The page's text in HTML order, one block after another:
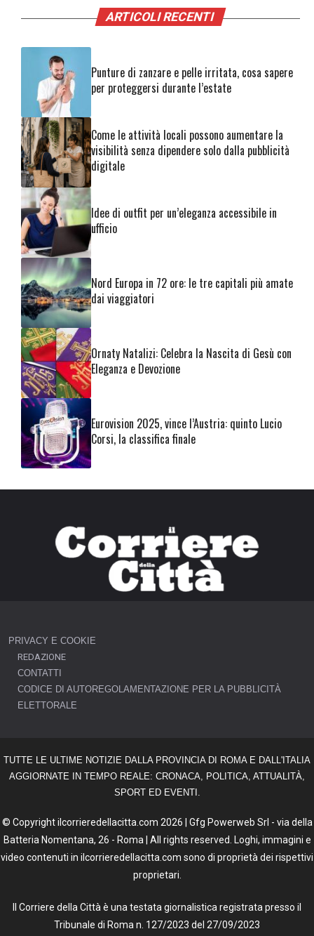
ARTICOLI RECENTI
Punture di zanzare e pelle irritata, cosa sapere
per proteggersi durante l’estate
Come le attività locali possono aumentare la
visibilità senza dipendere solo dalla pubblicità
digitale
Idee di outfit per un’eleganza accessibile in
ufficio
Nord Europa in 72 ore: le tre capitali più amate
dai viaggiatori
Ornaty Natalizi: Celebra la Nascita di Gesù con
Eleganza e Devozione
Eurovision 2025, vince l’Austria: quinto Lucio
Corsi, la classifica finale
PRIVACY E COOKIE
REDAZIONE
CONTATTI
CODICE DI AUTOREGOLAMENTAZIONE PER LA PUBBLICITÀ
ELETTORALE
TUTTE LE ULTIME NOTIZIE DALLA PROVINCIA DI ROMA E DALL'ITALIA
AGGIORNATE IN TEMPO REALE: CRONACA, POLITICA, ATTUALITÀ,
SPORT ED EVENTI.
© Copyright ilcorrieredellacitta.com 2026 | Gfg Powerweb Srl - via della
Batteria Nomentana, 26 - Roma | All rights reserved. Loghi, immagini e
video contenuti in ilcorrieredellacitta.com sono di proprietà dei rispettivi
proprietari.
Il Corriere della Città è una testata giornalistica registrata presso il
Tribunale di Roma n. 127/2023 del 27/09/2023